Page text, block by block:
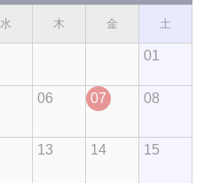
水 木 金 土
01
06 07 08
13 14 15